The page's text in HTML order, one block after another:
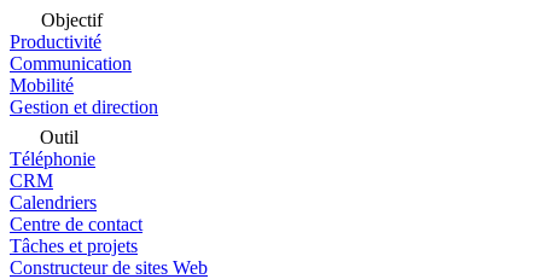
Objectif
Productivité
Communication
Mobilité
Gestion et direction
Outil
Téléphonie
CRM
Calendriers
Centre de contact
Tâches et projets
Constructeur de sites Web